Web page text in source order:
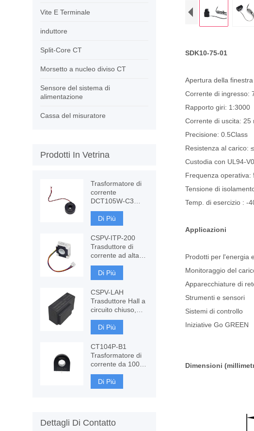
SDK10-75-01
Apertura della
Corrente di ingresso:
Rapporto giri: 1:3000
Corrente di uscita: 25
Precisione: 0.5Class
Resistenza al carico:
Custodia con UL94-V0
Frequenza operativa:
Tensione di
Temp. di esercizio : -
Applicazioni
Prodotti per l'energia
Monitoraggio del
Apparecchiature di
Strumenti e sensori
Sistemi di controllo
Iniziative Go GREEN
Dimensioni
Vite E Terminale
induttore
Split-Core CT
Morsetto a nucleo diviso CT
Sensore del sistema di
alimentazione
Cassa del misuratore
Prodotti In Vetrina
Trasformatore di
corrente
DCT105W-C3
120A con
immunità CC,
misurazione CT
Di Più
CSPV-ITP-200
Trasduttore di
corrente ad alta
precisione,
Fluxgate basato
su componenti
Di Più
CSPV-LAH
Trasduttore Hall a
circuito chiuso,
misura AC, DC
Di Più
CT104P-B1
Trasformatore di
corrente da 100 A,
monitoraggio e
protezione
Di Più
Dettagli Di Contatto